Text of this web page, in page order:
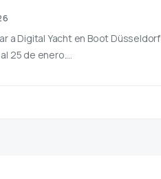
a Digital Yacht en Boot Düsseldorf
25 de enero.…